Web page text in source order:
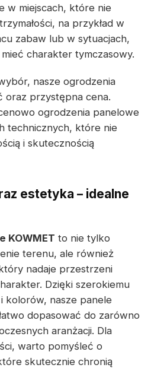
w miejscach, które nie
na przykład w
zabaw lub w sytuacjach,
charakter tymczasowy.
nasze ogrodzenia
oraz przystępna cena.
ogrodzenia panelowe
technicznych, które nie
i skutecznością
estetyka – idealne
KOWMET to nie tylko
terenu, ale również
nadaje przestrzeni
Dzięki szerokiemu
kolorów, nasze panele
dopasować do zarówno
aranżacji. Dla
warto pomyśleć o
skutecznie chronią